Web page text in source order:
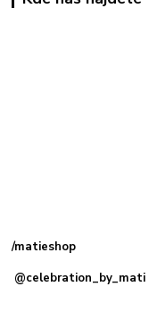
/matieshop
@celebration_by_mati